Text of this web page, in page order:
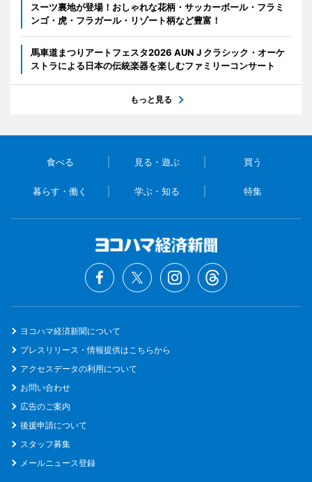
スーツ裏地が登場！おしゃれな花柄・サッカーボール・フラミ
ンゴ・虎・フラガール・リゾート柄など豊富！
馬車道まつりアートフェスタ2026 AUN J クラシック・オーケ
ストラによる日本の伝統楽器を楽しむファミリーコンサート
もっと見る
食べる 見る・遊ぶ 買う
暮らす・働く 学ぶ・知る 特集
ヨコハマ経済新聞について
プレスリリース・情報提供はこちらから
アクセスデータの利用について
お問い合わせ
広告のご案内
後援申請について
スタッフ募集
メールニュース登録